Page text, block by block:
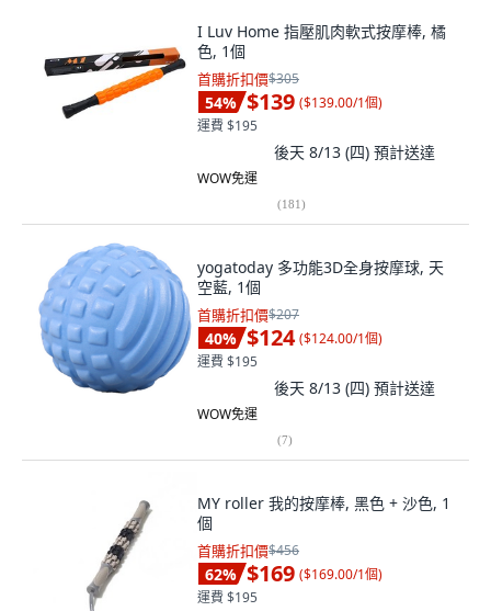
I Luv Home 指壓肌肉軟式按摩棒, 橘
色, 1個
首購折扣價$305
54% $139 ($139.00/1個)
運費 $195
後天 8/13 (四) 預計送達
WOW免運
(181)
yogatoday 多功能3D全身按摩球, 天
空藍, 1個
首購折扣價$207
40% $124 ($124.00/1個)
運費 $195
後天 8/13 (四) 預計送達
WOW免運
(7)
MY roller 我的按摩棒, 黑色 + 沙色, 1
個
首購折扣價$456
62% $169 ($169.00/1個)
運費 $195